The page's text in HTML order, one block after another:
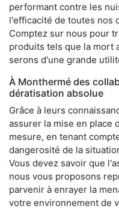
performant contre les
l'efficacité de toutes nos
Comptez sur nous pour
produits tels que la mort
serons d'une grande
À Monthermé des
dératisation absolue
Grâce à leurs
assurer la mise en place
mesure, en tenant
dangerosité de la
Vous devez savoir que
nous vous proposons
parvenir à enrayer la
votre environnement de